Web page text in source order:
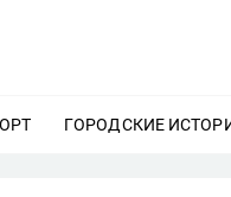
ЕЩЕ
ГОРОДСКИЕ